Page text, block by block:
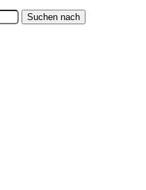
Suchen nach